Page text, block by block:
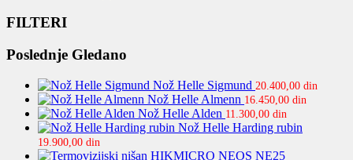
FILTERI
Poslednje Gledano
Nož Helle Sigmund 20.400,00 din
Nož Helle Almenn 16.450,00 din
Nož Helle Alden 11.300,00 din
Nož Helle Harding rubin
19.900,00 din